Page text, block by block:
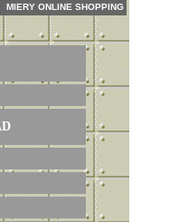
MIERY ONLINE SHOPPING